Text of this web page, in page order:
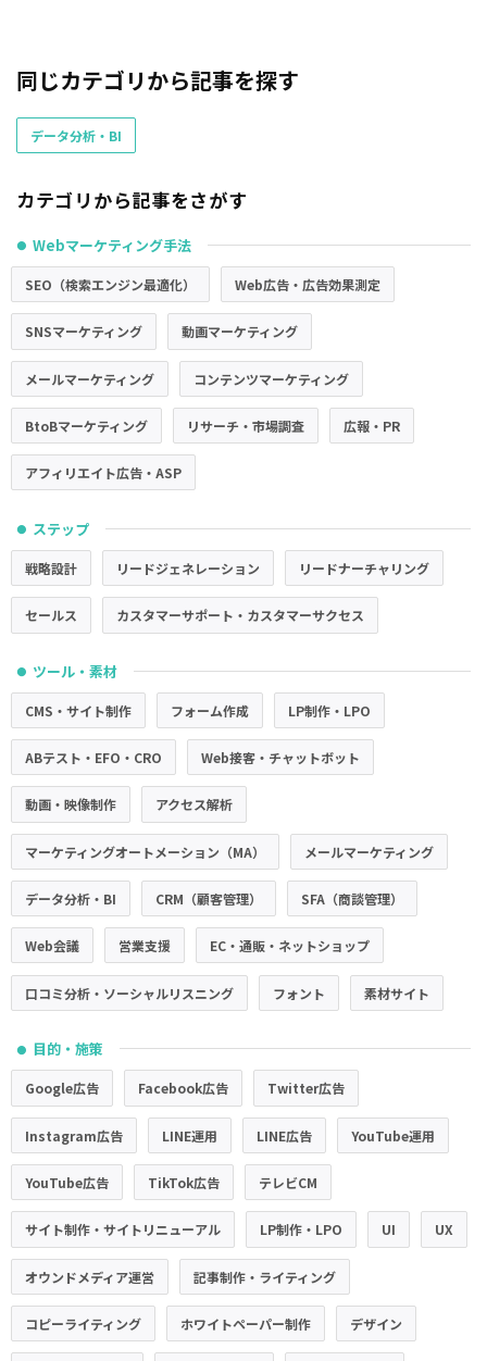
同じカテゴリから記事を探す
データ分析・BI
カテゴリから記事をさがす
● Webマーケティング手法
SEO（検索エンジン最適化） Web広告・広告効果測定
SNSマーケティング 動画マーケティング
メールマーケティング コンテンツマーケティング
BtoBマーケティング リサーチ・市場調査 広報・PR
アフィリエイト広告・ASP
● ステップ
戦略設計 リードジェネレーション リードナーチャリング
セールス カスタマーサポート・カスタマーサクセス
● ツール・素材
CMS・サイト制作 フォーム作成 LP制作・LPO
ABテスト・EFO・CRO Web接客・チャットボット
動画・映像制作 アクセス解析
マーケティングオートメーション（MA） メールマーケティング
データ分析・BI CRM（顧客管理） SFA（商談管理）
Web会議 営業支援 EC・通販・ネットショップ
口コミ分析・ソーシャルリスニング フォント 素材サイト
● 目的・施策
Google広告 Facebook広告 Twitter広告
Instagram広告 LINE運用 LINE広告 YouTube運用
YouTube広告 TikTok広告 テレビCM
サイト制作・サイトリニューアル LP制作・LPO UI UX
オウンドメディア運営 記事制作・ライティング
コピーライティング ホワイトペーパー制作 デザイン